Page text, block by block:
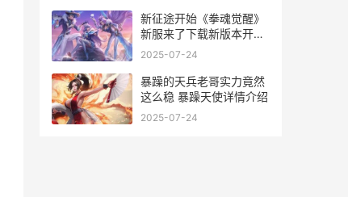
新征途开始《拳魂觉醒》
新服来了下载新版本开始
新挑战 新征程新开始
2025-07-24
暴躁的天兵老哥实力竟然
这么稳 暴躁天使详情介绍
2025-07-24